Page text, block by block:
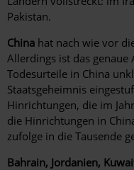
Pakistan.
China hat nach wie vor
Allerdings ist das genaue
Todesurteile in China
Staatsgeheimnis
Hinrichtungen, die im
die Hinrichtungen in
zufolge in die Tausende
Bahrain, Jordanien,